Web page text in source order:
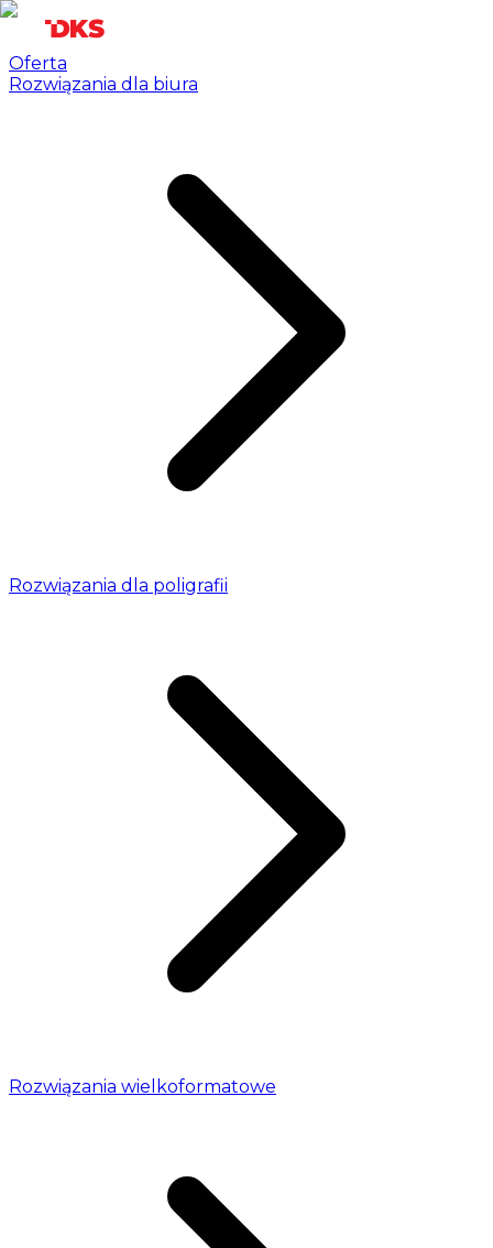
Oferta
Rozwiązania dla biura
Rozwiązania dla poligrafii
Rozwiązania wielkoformatowe